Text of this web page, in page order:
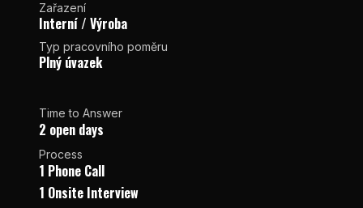
Zařazení
Interní / Výroba
Typ pracovního poměru
Plný úvazek
Time to Answer
2 open days
Process
1 Phone Call
1 Onsite Interview